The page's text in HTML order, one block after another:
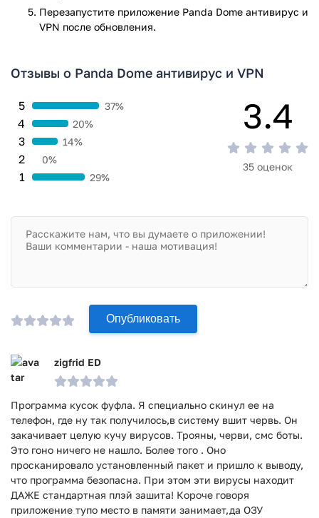
на требуемые приложения;
Функции удаленного доступа: при привязке к
тревоги и фотографировать на расстоянии.
называется Panda Family и позволяет родителям
контролировать местоположение и передвижение их
Приложение мало весит, работает стабильно, не
перегружает систему, что позволяет не отвлекаться на
вирусы и вредоносные файлы.
Приложение Panda Dome антивирус и VPN прошло
Перезапустите приложениe Panda Dome антивирус и
VPN после обновления.
Отзывы о Panda Dome антивирус и VPN
1 29%
2 0%
3 14%
4 20%
5 37% 3.4
35 оценок
Опубликовать
zigfrid ED
Программа кусок фуфла. Я специально скинул ее на
телефон, где ну так получилось,в систему вшит червь. Он
закачивает целую кучу вирусов. Трояны, черви, смс боты.
Это гоно ничего не нашло. Более того . Оно
просканировало установленный пакет и пришло к выводу,
что программа безопасна. При этом эти вирусы находит
ДАЖЕ стандартная плэй зашита! Короче говоря
приложение тупо место в памяти занимает,да ОЗУ